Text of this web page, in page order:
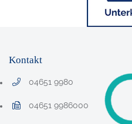
Kontakt
04651 9980
Telefonnummer: 0 4 6 5 1 9 9 8 0
04651 9986000
Faxnummer: 0 4 6 5 1 9 9 8 6 0 0